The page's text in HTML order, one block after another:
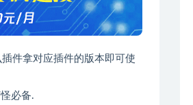
件拿对应插件的版本即可使
必备.